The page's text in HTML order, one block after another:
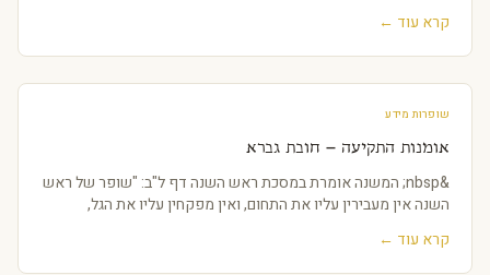
קרא עוד ←
שופרות מידע
אומנות התקיעה – חובת גברא
&nbsp; המשנה אומרת במסכת ראש השנה דף ל"ב: "שופר של ראש
השנה אין מעבירין עליו את התחום, ואין מפקחין עליו את הגל,
קרא עוד ←